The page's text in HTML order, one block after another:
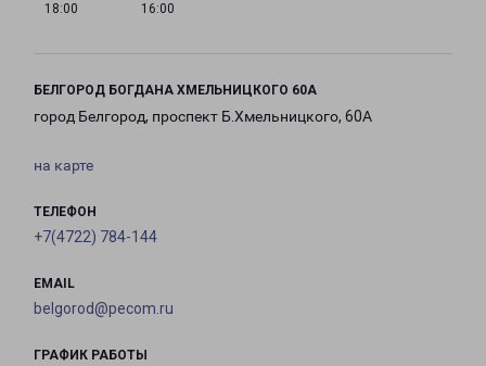
18:00
16:00
БЕЛГОРОД БОГДАНА ХМЕЛЬНИЦКОГО 60А
город Белгород, проспект Б.Хмельницкого, 60А
на карте
ТЕЛЕФОН
+7(4722) 784-144
EMAIL
belgorod@pecom.ru
ГРАФИК РАБОТЫ